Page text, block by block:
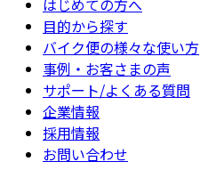
はじめての方へ
目的から探す
バイク便の様々な使い方
事例・お客さまの声
サポート/よくある質問
企業情報
採用情報
お問い合わせ